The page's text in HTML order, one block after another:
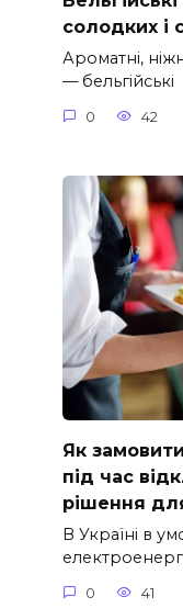
солодких і
Ароматні,
— бельгійські
0 42
Як
під час
рішення
В Україні в
0 41